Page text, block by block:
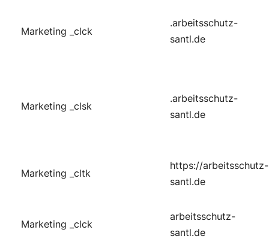
Marketing _clck
.arbeitsschutz-
santl.de
Marketing _clsk
.arbeitsschutz-
santl.de
Marketing _cltk
https://arbeitsschutz-
santl.de
Marketing _clck
arbeitsschutz-
santl.de